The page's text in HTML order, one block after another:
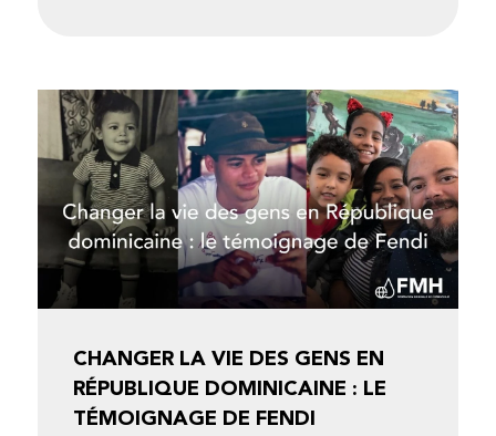
CHANGER LA VIE DES GENS EN
RÉPUBLIQUE DOMINICAINE : LE
TÉMOIGNAGE DE FENDI